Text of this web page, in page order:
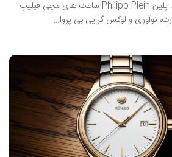
ساعت مچی فیلیپ پلین Philipp Plein ساعت های مچی فیلیپ
نوآوری و لوکس گرایی بی پروا…